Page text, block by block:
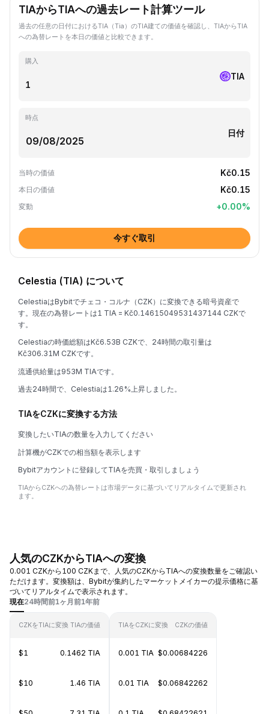
TIAからTIAへの過去レート計算ツール
過去の任意の日付におけるTIA（Tia）のTIA建ての価値を確認し、TIAからTIA
への為替レートを本日の価値と比較できます。
購入
TIA
時点
日付
当時の価値 Kč0.15
本日の価値 Kč0.15
変動 +0.00%
今すぐ取引
Celestia (TIA) について
CelestiaはBybitでチェコ・コルナ（CZK）に変換できる暗号資産で
す。現在の為替レートは1 TIA = Kč0.14615049531437144 CZKで
す。
Celestiaの時価総額はKč6.53B CZKで、24時間の取引量は
Kč306.31M CZKです。
流通供給量は953M TIAです。
過去24時間で、Celestiaは1.26%上昇しました。
TIAをCZKに変換する方法
変換したいTIAの数量を入力してください
計算機がCZKでの相当額を表示します
Bybitアカウントに登録してTIAを売買・取引しましょう
TIAからCZKへの為替レートは市場データに基づいてリアルタイムで更新され
ます。
人気のCZKからTIAへの変換
0.001 CZKから100 CZKまで、人気のCZKからTIAへの変換数量をご確認い
ただけます。変換額は、Bybitが集約したマーケットメイカーの提示価格に基
づいてリアルタイムで表示されます。
現在24時間前1ヶ月前1年前
CZKをTIAに変換 TIAの価値
$1 0.1462 TIA
$10 1.46 TIA
TIAをCZKに変換 CZKの価値
0.001 TIA $0.00684226
0.01 TIA $0.06842262